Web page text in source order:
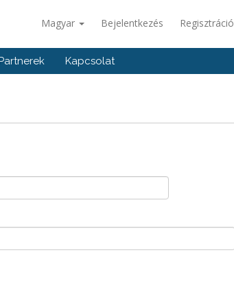
Magyar Bejelentkezés Regisztráció
Kapcsolat